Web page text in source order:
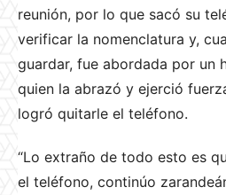
reunión, por lo que sacó su
verificar la nomenclatura y,
guardar, fue abordada por un
quien la abrazó y ejerció
logró quitarle el teléfono.
“Lo extraño de todo esto es
el teléfono, continúo